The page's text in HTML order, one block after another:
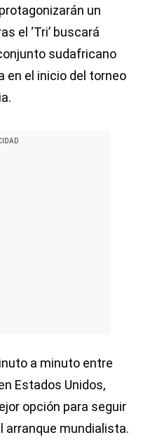
protagonizarán un
el ‘Tri’ buscará
sudafricano
en el inicio del torneo
a minuto entre
Estados Unidos,
opción para seguir
arranque mundialista.